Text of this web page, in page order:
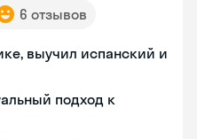
6 отзывов
выучил испанский и
подход к